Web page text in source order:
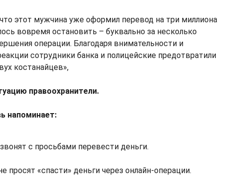
этот мужчина уже оформил перевод на три миллиона
вовремя остановить – буквально за несколько
операции. Благодаря внимательности и
сотрудники банка и полицейские предотвратили
костанайцев»,
правоохранители.
напоминает:
с просьбами перевести деньги.
просят «спасти» деньги через онлайн-операции.